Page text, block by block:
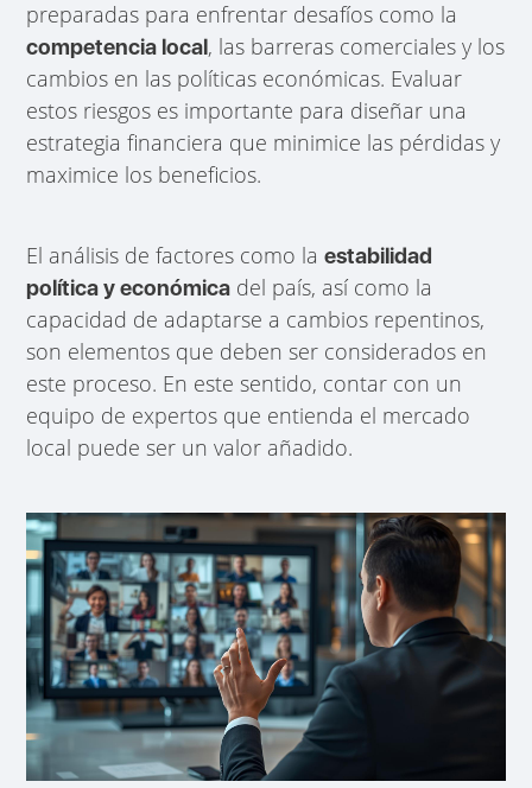
preparadas para enfrentar desafíos como la
competencia local, las barreras comerciales y los
cambios en las políticas económicas. Evaluar
estos riesgos es importante para diseñar una
estrategia financiera que minimice las pérdidas y
maximice los beneficios.
El análisis de factores como laestabilidad
política y económica del país, así como la
capacidad de adaptarse a cambios repentinos,
son elementos que deben ser considerados en
este proceso. En este sentido, contar con un
equipo de expertos que entienda el mercado
local puede ser un valor añadido.